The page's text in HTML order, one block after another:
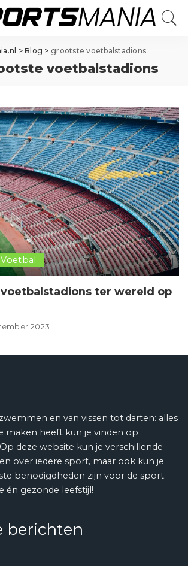
>Blog > grootste voetbalstadions
voetbalstadions
Voetbal
ter wereld op
2023
en van vissen tot darten: alles
maken heeft kun je vinden op
deze website kun je verschillende
over iedere sport, maar ook kun je
benodigdheden zijn voor de sport.
én gezonde leefstijl!
berichten